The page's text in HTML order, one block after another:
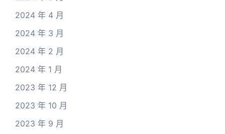
2024 年 4 月
2024 年 3 月
2024 年 2 月
2024 年 1 月
2023 年 12 月
2023 年 10 月
2023 年 9 月